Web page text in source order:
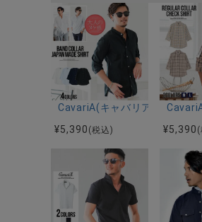
CavariA(キャバリア)日本製
¥5,390 (税込)
¥5,390